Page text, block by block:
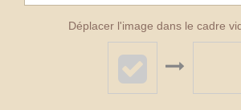
Déplacer l'image dans le cadre